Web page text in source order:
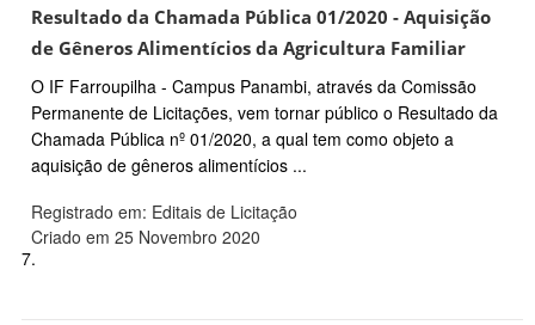
Resultado da Chamada Pública 01/2020 - Aquisição
de Gêneros Alimentícios da Agricultura Familiar
O IF Farroupilha - Campus Panambi, através da Comissão
Permanente de Licitações, vem tornar público o Resultado da
Chamada Pública nº 01/2020, a qual tem como objeto a
aquisição de gêneros alimentícios ...
Registrado em: Editais de Licitação
Criado em 25 Novembro 2020
7.